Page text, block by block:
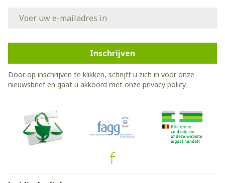
Inschrijven
Door op inschrijven te klikken, schrijft u zich in voor onze
nieuwsbrief en gaat u akkoord met onze privacy policy.